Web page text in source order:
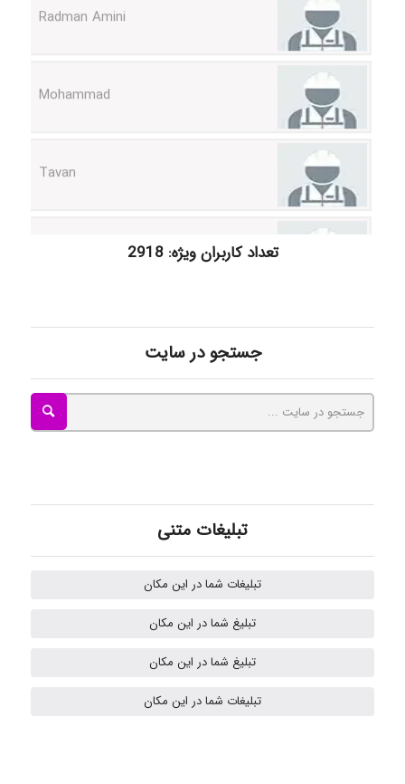
ayda habibnejad
تعداد کاربران ویژه: 2918
جستجو در سایت
تبلیغات متنی
تبلیغات شما در این مکان
تبلیغ شما در این مکان
تبلیغ شما در این مکان
تبلیغات شما در این مکان